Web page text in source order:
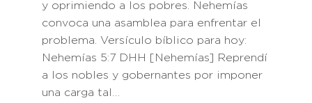
y oprimiendo a los pobres. Nehemías
convoca una asamblea para enfrentar el
problema. Versículo bíblico para hoy:
Nehemías 5:7 DHH [Nehemías] Reprendí
a los nobles y gobernantes por imponer
una carga tal…